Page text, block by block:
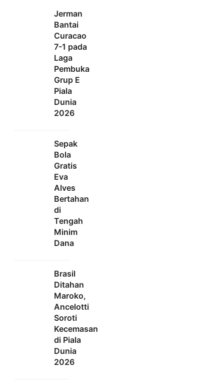
Jerman
Bantai
Curacao
7-1 pada
Laga
Pembuka
Grup E
Piala
Dunia
2026
Sepak
Bola
Gratis
Eva
Alves
Bertahan
di
Tengah
Minim
Dana
Brasil
Ditahan
Maroko,
Ancelotti
Soroti
Kecemasan
di Piala
Dunia
2026